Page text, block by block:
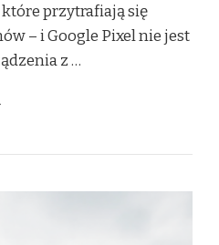
przytrafiają się
– i Google Pixel nie jest
z …